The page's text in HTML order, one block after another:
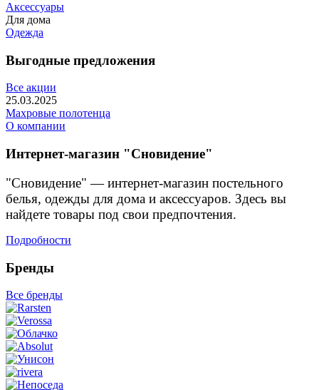
Аксессуары
Для дома
Одежда
Выгодные предложения
Все акции
25.03.2025
Махровые полотенца
О компании
Интернет-магазин "Сновидение"
"Сновидение" — интернет-магазин постельного
белья, одежды для дома и аксессуаров. Здесь вы
найдете товары под свои предпочтения.
Подробности
Бренды
Все бренды